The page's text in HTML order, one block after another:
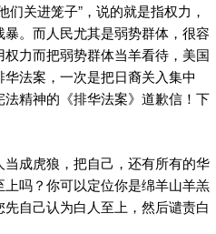
关进笼子”，说的就是指权力，
。而人民尤其是弱势群体，很容
力而把弱势群体当羊看待，美国
法案，一次是把日裔关入集中
精神的《排华法案》道歉信！下
成虎狼，把自己，还有所有的华
吗？你可以定位你是绵羊山羊羔
自己认为白人至上，然后谴责白